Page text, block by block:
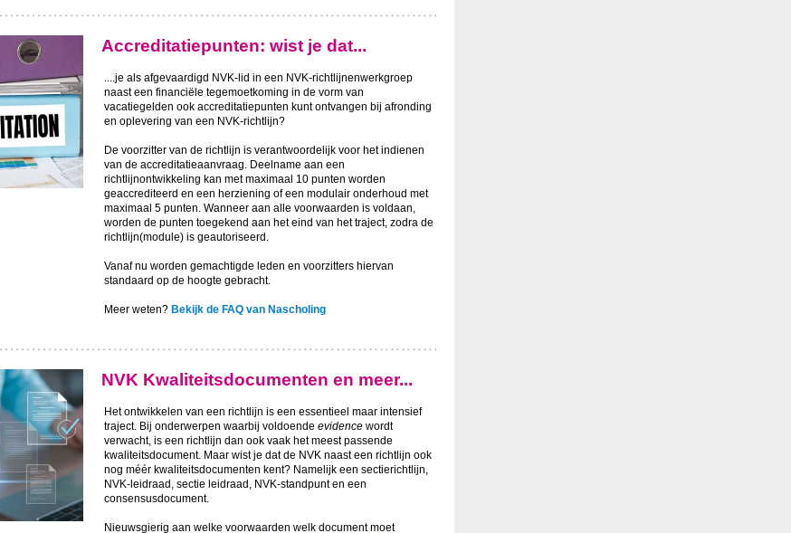
Accreditatiepunten: wist je dat...
....je als afgevaardigd NVK-lid in een NVK-richtlijnenwerkgroep
naast een financiële tegemoetkoming in de vorm van
vacatiegelden ook accreditatiepunten kunt ontvangen bij afronding
en oplevering van een NVK-richtlijn?
De voorzitter van de richtlijn is verantwoordelijk voor het indienen
van de accreditatieaanvraag. Deelname aan een
richtlijnontwikkeling kan met maximaal 10 punten worden
geaccrediteerd en een herziening of een modulair onderhoud met
maximaal 5 punten. Wanneer aan alle voorwaarden is voldaan,
worden de punten toegekend aan het eind van het traject, zodra de
richtlijn(module) is geautoriseerd.
Vanaf nu worden gemachtigde leden en voorzitters hiervan
standaard op de hoogte gebracht.
Meer weten? Bekijk de FAQ van Nascholing
NVK Kwaliteitsdocumenten en meer...
Het ontwikkelen van een richtlijn is een essentieel maar intensief
traject. Bij onderwerpen waarbij voldoende evidence wordt
verwacht, is een richtlijn dan ook vaak het meest passende
kwaliteitsdocument. Maar wist je dat de NVK naast een richtlijn ook
nog méér kwaliteitsdocumenten kent? Namelijk een sectierichtlijn,
NVK-leidraad, sectie leidraad, NVK-standpunt en een
consensusdocument.
Nieuwsgierig aan welke voorwaarden welk document moet